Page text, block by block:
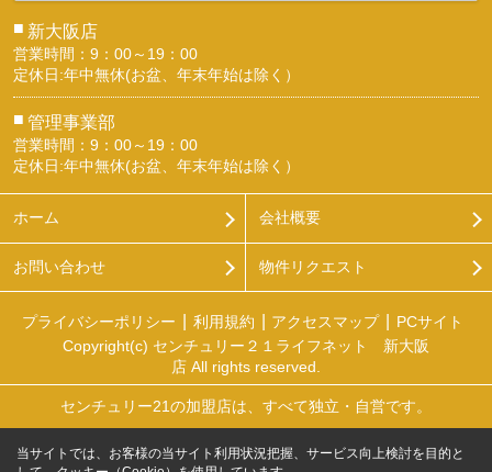
■ 新大阪店
営業時間：9：00～19：00
定休日:年中無休(お盆、年末年始は除く）
■ 管理事業部
営業時間：9：00～19：00
定休日:年中無休(お盆、年末年始は除く）
ホーム 会社概要
お問い合わせ 物件リクエスト
プライバシーポリシー 利用規約 アクセスマップ
PCサイト
Copyright(c) センチュリー２１ライフネット 新大阪
店 All rights reserved.
センチュリー21の加盟店は、すべて独立・自営です。
当サイトでは、お客様の当サイト利用状況把握、サービス向上検討を目的と